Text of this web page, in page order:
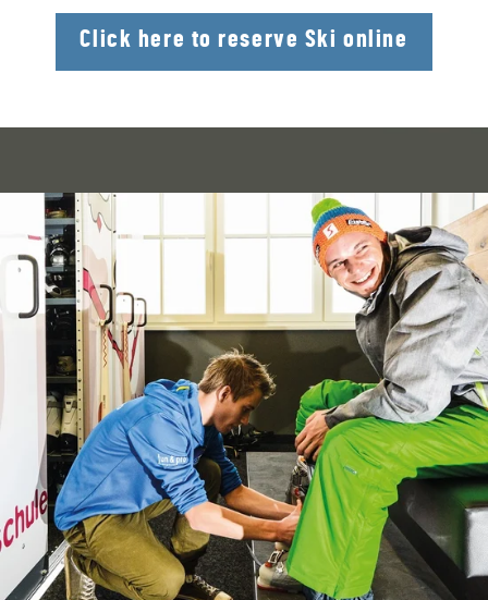
Click here to reserve Ski online